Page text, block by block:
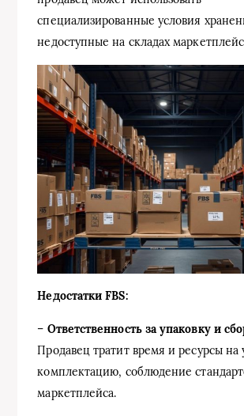
специализированные условия
недоступные на складах
Недостатки FBS:
– Ответственность за упаковку и
Продавец тратит время и ресурсы на
комплектацию, соблюдение
маркетплейса.